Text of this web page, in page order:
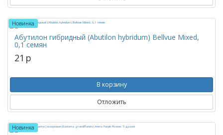
Новинка
Абутилон гибридный (Abutilon hybridum) Bellvue Mixed,
0,1 семян
21 p
В корзину
Отложить
Новинка